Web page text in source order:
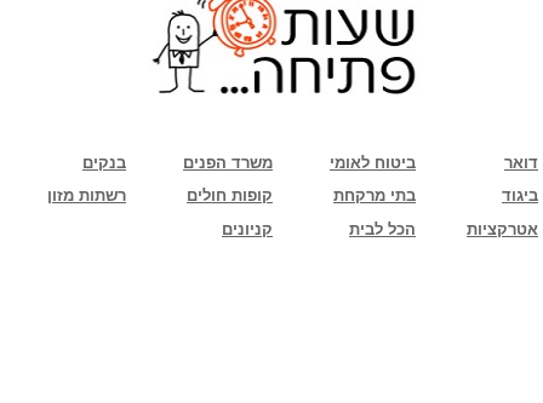
בנקים משרד הפנים ביטוח לאומי
דואר
רשתות מזון
קופות חולים בתי מרקחת
ביגוד
קניונים
הכל לבית אטרקציות